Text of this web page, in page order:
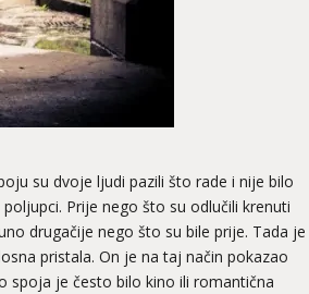
su dvoje ljudi pazili što rade i nije bilo
Prije nego što su odlučili krenuti
drugačije nego što su bile prije. Tada je
pristala. On je na taj način pokazao
spoja je često bilo kino ili romantična